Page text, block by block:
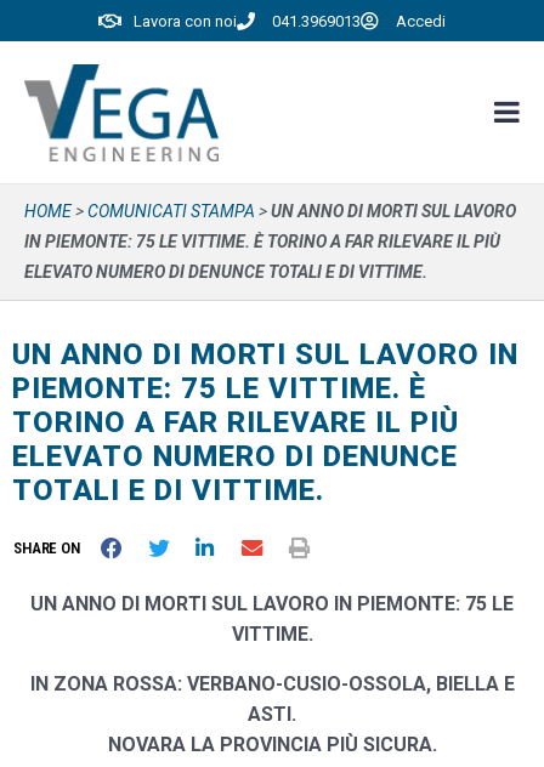
Lavora con noi 041.3969013 Accedi
HOME>COMUNICATI STAMPA >UN ANNO DI MORTI SUL LAVORO
IN PIEMONTE: 75 LE VITTIME. È TORINO A FAR RILEVARE IL PIÙ
ELEVATO NUMERO DI DENUNCE TOTALI E DI VITTIME.
UN ANNO DI MORTI SUL LAVORO IN
PIEMONTE: 75 LE VITTIME. È
TORINO A FAR RILEVARE IL PIÙ
ELEVATO NUMERO DI DENUNCE
TOTALI E DI VITTIME.
SHARE ON
UN ANNO DI MORTI SUL LAVORO IN PIEMONTE: 75 LE
VITTIME.
IN ZONA ROSSA: VERBANO-CUSIO-OSSOLA, BIELLA E
ASTI.
NOVARA LA PROVINCIA PIÙ SICURA.